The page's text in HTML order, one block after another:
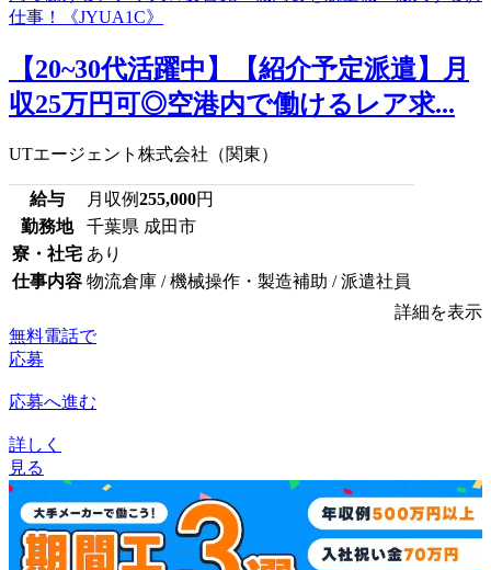
【20~30代活躍中】【紹介予定派遣】月
収25万円可◎空港内で働けるレア求...
UTエージェント株式会社（関東）
給与 月収例255,000円
勤務地
千葉県 成田市
寮・社宅 あり
仕事内容 物流倉庫 / 機械操作・製造補助 / 派遣社員
詳細を表示
無料電話で
応募
応募へ進む
詳しく
見る